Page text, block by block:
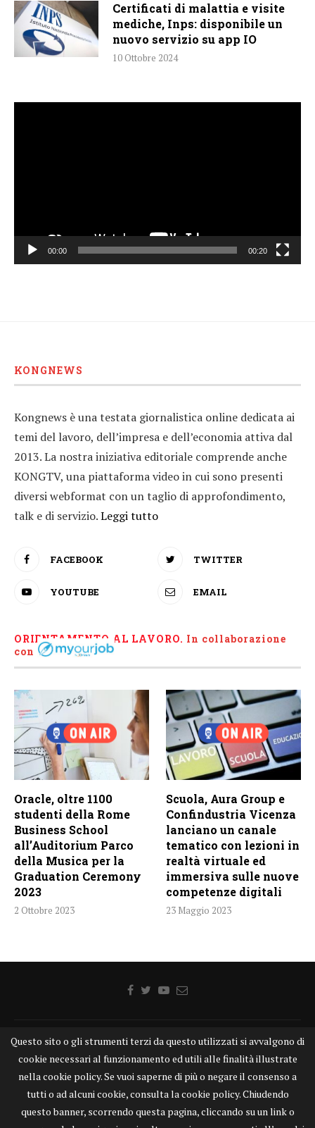
Certificati di malattia e visite
mediche, Inps: disponibile un
nuovo servizio su app IO
10 Ottobre 2024
00:00 00:20
KONGNEWS
Kongnews è una testata giornalistica online dedicata ai
temi del lavoro, dell’impresa e dell’economia attiva dal
2013. La nostra iniziativa editoriale comprende anche
KONGTV, una piattaforma video in cui sono presenti
diversi webformat con un taglio di approfondimento,
talk e di servizio.Leggi tutto
FACEBOOK TWITTER
YOUTUBE EMAIL
ORIENTAMENTO AL LAVORO. In collaborazione
con
Oracle, oltre 1100
studenti della Rome
Business School
all’Auditorium Parco
della Musica per la
Graduation Ceremony
2023
2 Ottobre 2023
Scuola, Aura Group e
Confindustria Vicenza
lanciano un canale
tematico con lezioni in
realtà virtuale ed
immersiva sulle nuove
competenze digitali
23 Maggio 2023
Home Chi siamo Disclaimer Cookie Contatti
Privacy Policy KONGTV
KONGnews ©KONG Comunicazione s.r.l. - P.IVA: 15049871005
Alcune delle foto pubblicate su KONGnews.it sono state prese da Internet,
e valutate di pubblico dominio. Qualora i soggetti o gli autori delle stesse
Questo sito o gli strumenti terzi da questo utilizzati si avvalgono di
cookie necessari al funzionamento ed utili alle finalità illustrate
nella cookie policy. Se vuoi saperne di più o negare il consenso a
tutti o ad alcuni cookie, consulta la cookie policy. Chiudendo
questo banner, scorrendo questa pagina, cliccando su un link o